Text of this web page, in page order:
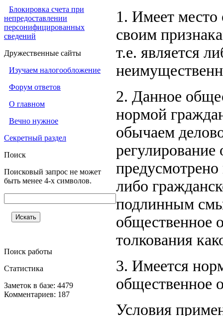
Блокировка счета при
непредоставлении
персонифицированных
сведений
Дружественные сайты
Изучаем налогообложение
Форум ответов
О главном
Вечно нужное
Секретный раздел
Поиск
Поисковый запрос не может
быть менее 4-х символов.
Поиск работы
Статистика
Заметок в базе: 4479
Комментариев: 187
1. Имеет место
своим
т.е. является
2. Данное
нормой
обычаем
либо
подлинным
общественное
толкования
3. Имеется
общественное
Условия